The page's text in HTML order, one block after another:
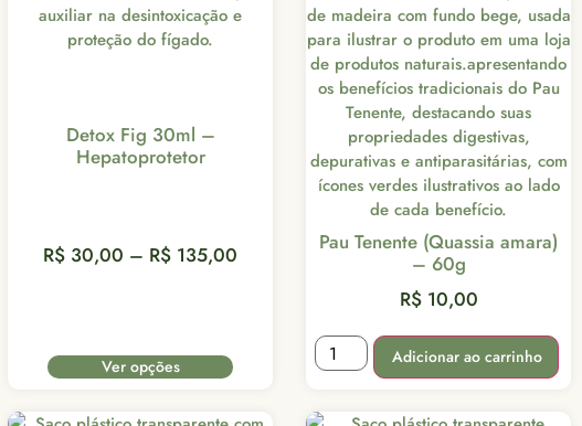
Detox Fig 30ml –
Hepatoprotetor
R$ 30,00 – R$ 135,00
Ver opções
Pau Tenente (Quassia amara)
– 60g
R$10,00
Adicionar ao carrinho